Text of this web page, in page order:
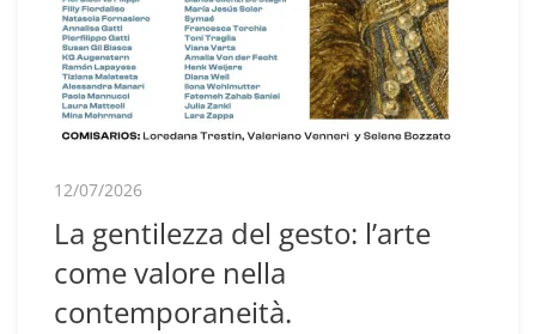
12/07/2026
La gentilezza del gesto: l’arte
come valore nella
contemporaneità.